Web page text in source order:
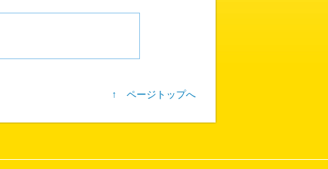
↑ ページトップへ